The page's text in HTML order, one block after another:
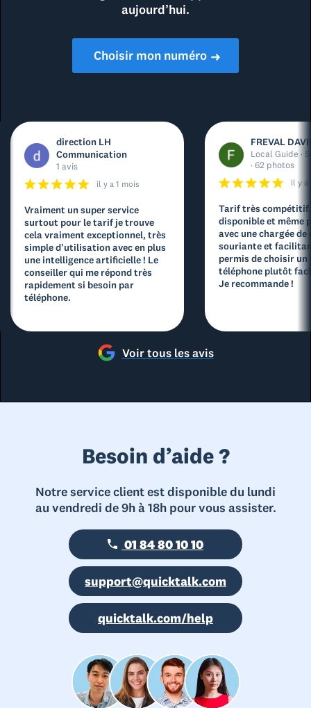
aujourd’hui.
Choisir mon numéro➜
direction LH
Communication
1 avis
il y a 1 mois
Vraiment un super service
surtout pour le tarif je trouve
cela vraiment exceptionnel, très
simple d'utilisation avec en plus
une intelligence artificielle ! Le
conseiller qui me répond très
rapidement si besoin par
téléphone.
FREVAL
Local Guide ·
· 62 photos
il y a
Tarif très compétitif.
disponible et même
avec une chargée de
souriante et
permis de choisir un
téléphone plutôt
Je recommande !
Voir tous les avis
Besoin d’aide ?
Notre service client est disponible du lundi
au vendredi de 9h à 18h pour vous assister.
01 84 80 10 10
support@quicktalk.com
quicktalk.com/help